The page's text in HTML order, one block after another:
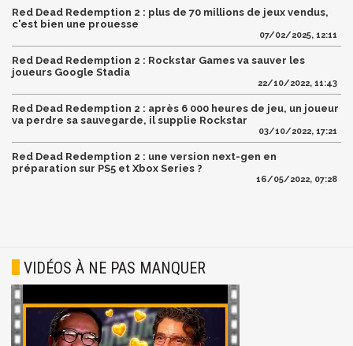
Red Dead Redemption 2 : plus de 70 millions de jeux vendus,
c'est bien une prouesse
07/02/2025, 12:11
Red Dead Redemption 2 : Rockstar Games va sauver les
joueurs Google Stadia
22/10/2022, 11:43
Red Dead Redemption 2 : après 6 000 heures de jeu, un joueur
va perdre sa sauvegarde, il supplie Rockstar
03/10/2022, 17:21
Red Dead Redemption 2 : une version next-gen en
préparation sur PS5 et Xbox Series ?
16/05/2022, 07:28
VIDÉOS À NE PAS MANQUER